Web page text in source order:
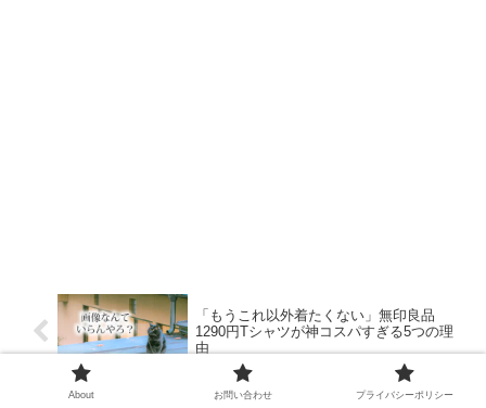
「もうこれ以外着たくない」無印良品
1290円Tシャツが神コスパすぎる5つの理
由
About お問い合わせ プライバシーポリシー